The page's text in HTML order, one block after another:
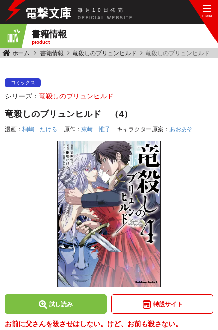
毎 月 10 日 発 売
書籍情報
product
ホーム 書籍情報 竜殺しのブリュンヒルド 竜殺しのブリュンヒルド
コミックス
シリーズ： 竜殺しのブリュンヒルド
竜殺しのブリュンヒルド （4）
漫画： 桐嶋 たける 原作： 東崎 惟子 キャラクター原案： あおあそ
試し読み 特設サイト
お前に父さんを殺させはしない。けど、お前も殺さない。